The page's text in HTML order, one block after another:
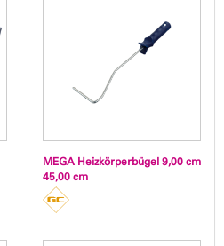
MEGA Heizkörperbügel 9,00 cm
45,00 cm